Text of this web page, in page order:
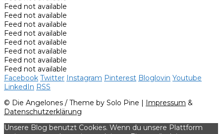
Feed not available
Feed not available
Feed not available
Feed not available
Feed not available
Feed not available
Feed not available
Feed not available
Facebook Twitter Instagram Pinterest Bloglovin Youtube
LinkedIn RSS
© Die Angelones / Theme by Solo Pine | Impressum &
Datenschutzerklärung
Unsere Blog benutzt Cookies. Wenn du unsere Plattform